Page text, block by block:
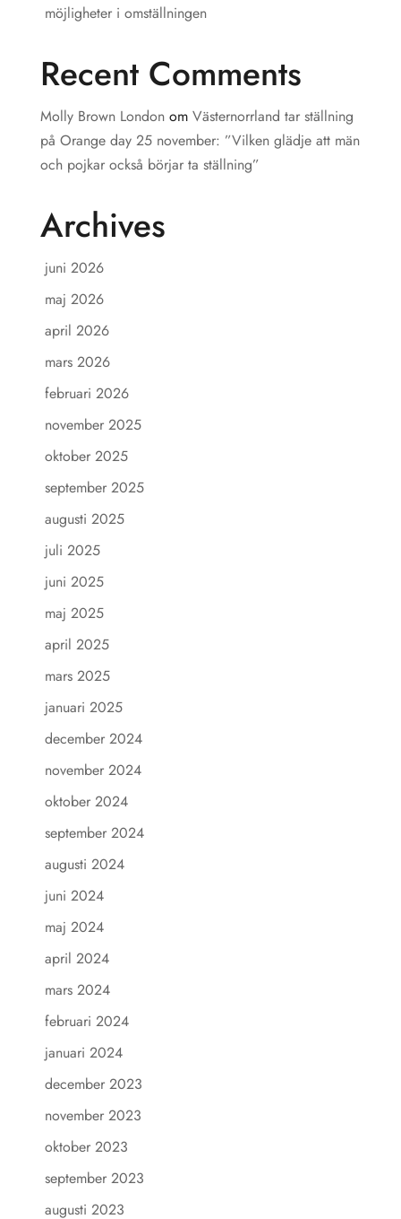
möjligheter i omställningen
Recent Comments
Molly Brown Londonom Västernorrland tar ställning
på Orange day 25 november: ”Vilken glädje att män
och pojkar också börjar ta ställning”
Archives
juni 2026
maj 2026
april 2026
mars 2026
februari 2026
november 2025
oktober 2025
september 2025
augusti 2025
juli 2025
juni 2025
maj 2025
april 2025
mars 2025
januari 2025
december 2024
november 2024
oktober 2024
september 2024
augusti 2024
juni 2024
maj 2024
april 2024
mars 2024
februari 2024
januari 2024
december 2023
november 2023
oktober 2023
september 2023
augusti 2023